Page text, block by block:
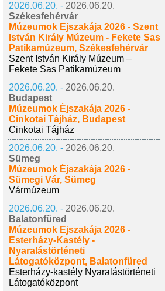
2026.06.20. - 2026.06.20.
Székesfehérvár
Múzeumok Éjszakája 2026 - Szent
István Király Múzeum - Fekete Sas
Patikamúzeum, Székesfehérvár
Szent István Király Múzeum –
Fekete Sas Patikamúzeum
2026.06.20. - 2026.06.20.
Budapest
Múzeumok Éjszakája 2026 -
Cinkotai Tájház, Budapest
Cinkotai Tájház
2026.06.20. - 2026.06.20.
Sümeg
Múzeumok Éjszakája 2026 -
Sümegi Vár, Sümeg
Vármúzeum
2026.06.20. - 2026.06.20.
Balatonfüred
Múzeumok Éjszakája 2026 -
Esterházy-Kastély -
Nyaralástörténeti
Látogatóközpont, Balatonfüred
Esterházy-kastély Nyaralástörténeti
Látogatóközpont